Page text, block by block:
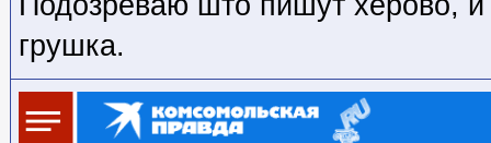
грушка.